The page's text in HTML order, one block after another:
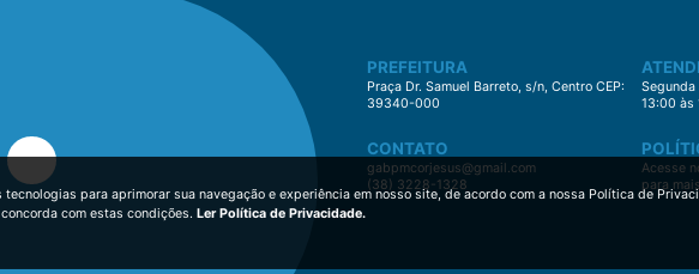
PREFEITURA
Praça Dr. Samuel Barreto, s/n, Centro CEP:
39340-000
Segunda
13:00 às
CONTATO
gabpmcorjesus@gmail.com
(38) 3228-1328
Acesse
para
para aprimorar sua navegação e experiência em nosso site, de acordo com a nossa Política de
com estas condições. Ler Política de Privacidade.